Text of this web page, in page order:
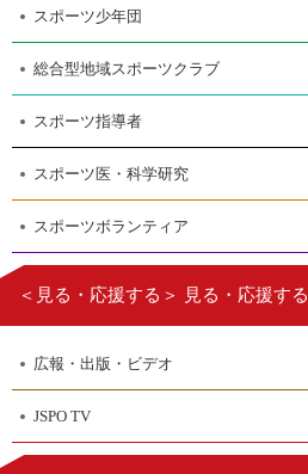
スポーツ少年団
総合型地域スポーツクラブ
スポーツ指導者
スポーツ医・科学研究
スポーツボランティア
＜見る・応援する＞ 見る・応援する
広報・出版・ビデオ
JSPO TV